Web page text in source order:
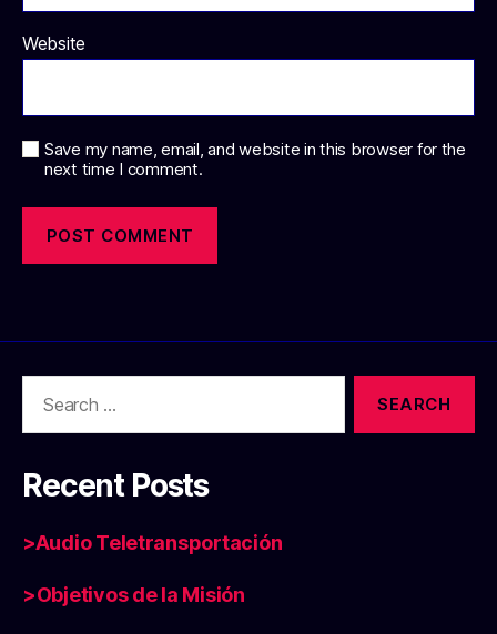
Website
Save my name, email, and website in this browser for the
next time I comment.
Recent Posts
>Audio Teletransportación
>Objetivos de la Misión